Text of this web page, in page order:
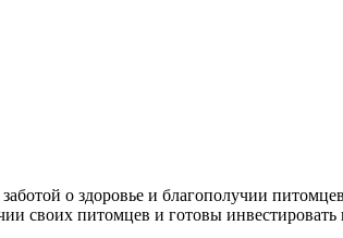
о здоровье и благополучии
своих питомцев и готовы